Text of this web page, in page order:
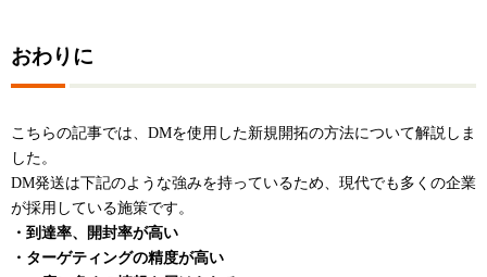
おわりに
こちらの記事では、DMを使用した新規開拓の方法について解説しま
した。
DM発送は下記のような強みを持っているため、現代でも多くの企業
が採用している施策です。
・到達率、開封率が高い
・ターゲティングの精度が高い